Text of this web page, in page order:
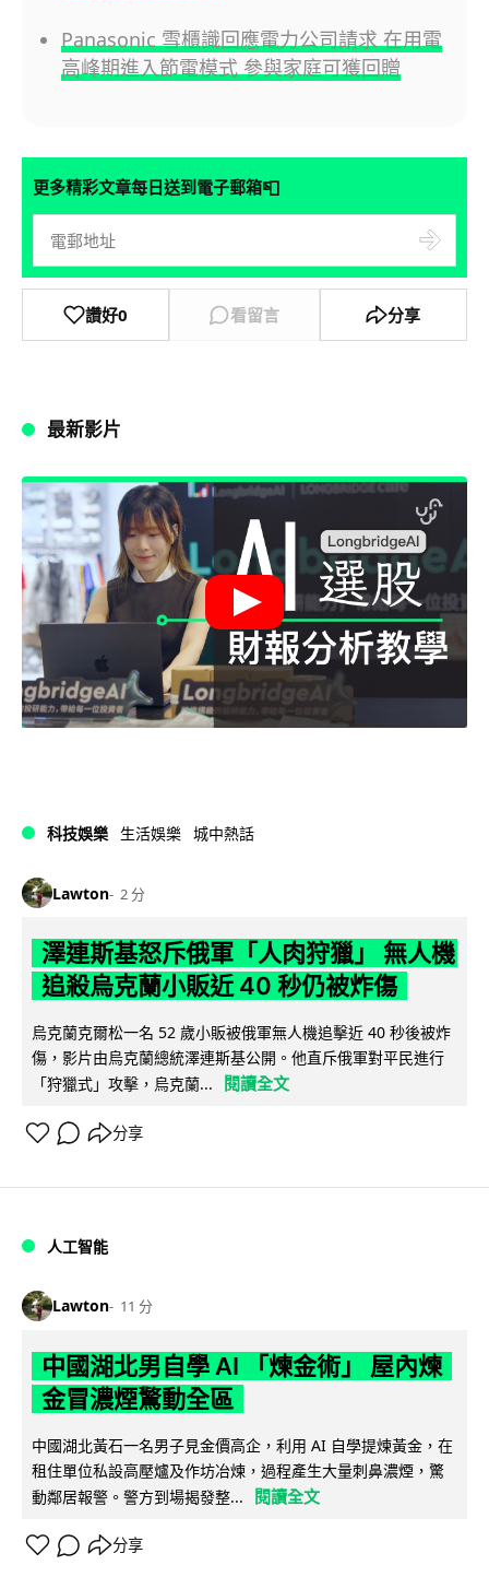
Panasonic 雪櫃識回應電力公司請求 在用電
高峰期進入節電模式 參與家庭可獲回贈
更多精彩文章每日送到電子郵箱📮
讚好0 看留言 分享
最新影片
科技娛樂 生活娛樂 城中熱話
Lawton 2 分
澤連斯基怒斥俄軍「人肉狩獵」 無人機
追殺烏克蘭小販近 40 秒仍被炸傷
烏克蘭克爾松一名 52 歲小販被俄軍無人機追擊近 40 秒後被炸
傷，影片由烏克蘭總統澤連斯基公開。他直斥俄軍對平民進行
「狩獵式」攻擊，烏克蘭...
閱讀全文
分享
人工智能
Lawton 11 分
中國湖北男自學 AI 「煉金術」 屋內煉
金冒濃煙驚動全區
中國湖北黃石一名男子見金價高企，利用 AI 自學提煉黃金，在
租住單位私設高壓爐及作坊冶煉，過程產生大量刺鼻濃煙，驚
動鄰居報警。警方到場揭發整...
閱讀全文
分享